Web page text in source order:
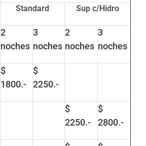
Standard Sup c/Hidro
2
noches
3
noches
2
noches
3
noches
$
1800.-
$
2250.-
$
2250.-
$
2800.-